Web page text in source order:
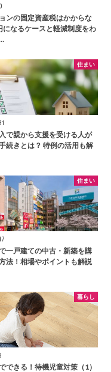
ンの固定資産税はかからな
になるケースと軽減制度をわ
住まい
で親から支援を受ける人が
続きとは？ 特例の活用も解
住まい
一戸建ての中古・新築を購
法！相場やポイントも解説
暮らし
できる！待機児童対策（1）